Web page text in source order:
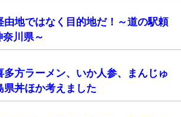
由地ではなく目的地だ！～道の駅頼
川県～
多方ラーメン、いか人参、まんじゅ
県丼ほか考えました